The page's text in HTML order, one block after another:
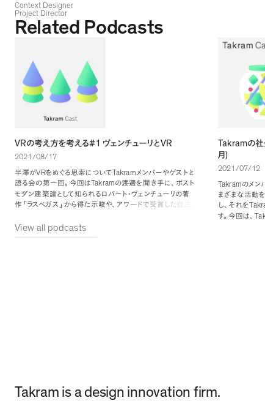
Context Designer
Project Director
Related Podcasts
VRの考え方を考える#1 ヴェンチューリとVR
2021/08/17
半澤がVRをめぐる思索について Takramメンバーやゲストと
語る会の第一回。 今回は Takramの渡邊を聞き手に、 ポスト
モダン建築論として知られるロバート・ヴェンチューリの著
作 「 ラスベガス 」 から得た示唆や、 アワードで受賞した自主
Takramの
月)
2021/07/12
Takramのメン
まざまな活動
し、 それを
す。 今回は、
View all podcasts
Takram is a design innovation firm.